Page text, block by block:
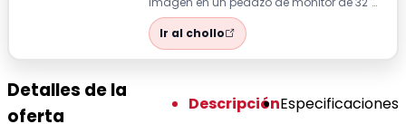
de HP que nos ofrece detalles vibrantes d...
Ir al chollo
Detalles de la
oferta
DescripciónEspecificaciones